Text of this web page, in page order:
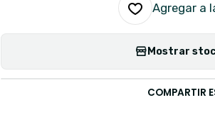
Agregar a
Mostrar
COMPARTIR